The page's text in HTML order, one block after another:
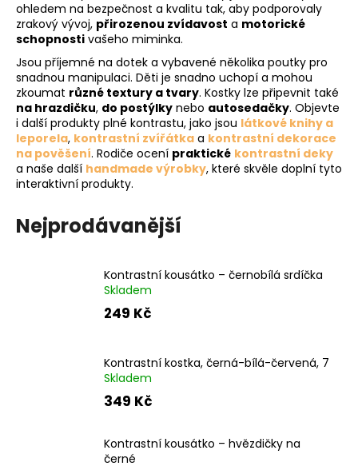
ohledem na bezpečnost a kvalitu tak, aby podporovaly
zrakový vývoj, přirozenou zvídavost a motorické
schopnosti vašeho miminka.
Jsou příjemné na dotek a vybavené několika poutky pro
snadnou manipulaci. Děti je snadno uchopí a mohou
zkoumat různé textury a tvary. Kostky lze připevnit také
na hrazdičku, do postýlky nebo autosedačky. Objevte
i další produkty plné kontrastu, jako jsou látkové knihy a
leporela, kontrastní zvířátka a kontrastní dekorace
na pověšení. Rodiče ocení praktické kontrastní deky
a naše další handmade výrobky, které skvěle doplní tyto
interaktivní produkty.
Nejprodávanější
Kontrastní kousátko – černobílá srdíčka
Skladem
249 Kč
Kontrastní kostka, černá-bílá-červená, 7
Skladem
349 Kč
Kontrastní kousátko – hvězdičky na
černé
D
o
p
o
r
u
č
u
j
e
m